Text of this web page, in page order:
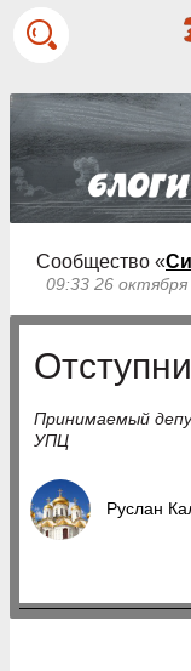
Сообщество «
09:33 26 октября
Принимаемый
УПЦ
Руслан